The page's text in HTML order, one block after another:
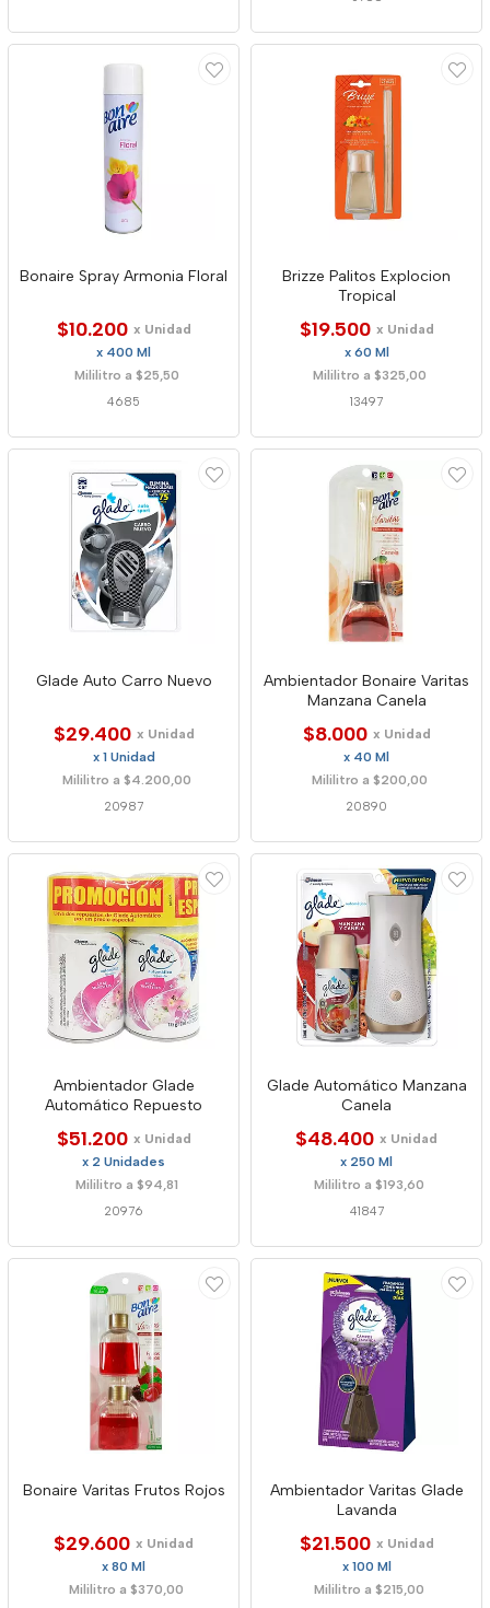
Bonaire Spray Armonia Floral
$10.200 x Unidad
x 400 Ml
Mililitro a $25,50
4685
Brizze Palitos Explocion
Tropical
$19.500 x Unidad
x 60 Ml
Mililitro a $325,00
13497
Glade Auto Carro Nuevo
$29.400 x Unidad
x 1 Unidad
Mililitro a $4.200,00
20987
Ambientador Bonaire Varitas
Manzana Canela
$8.000 x Unidad
x 40 Ml
Mililitro a $200,00
20890
Ambientador Glade
Automático Repuesto
$51.200 x Unidad
x 2 Unidades
Mililitro a $94,81
20976
Glade Automático Manzana
Canela
$48.400 x Unidad
x 250 Ml
Mililitro a $193,60
41847
Bonaire Varitas Frutos Rojos
$29.600 x Unidad
x 80 Ml
Mililitro a $370,00
Ambientador Varitas Glade
Lavanda
$21.500 x Unidad
x 100 Ml
Mililitro a $215,00